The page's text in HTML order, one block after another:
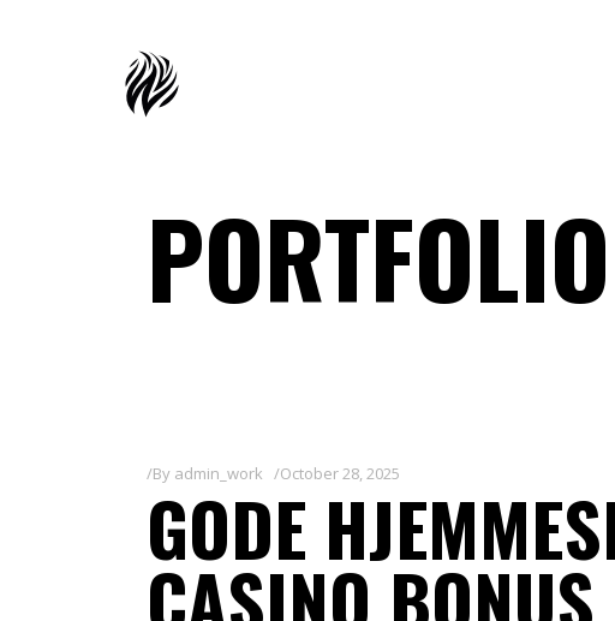
PORTFOLIO
By admin_work October 28, 2025
GODE
CASINO